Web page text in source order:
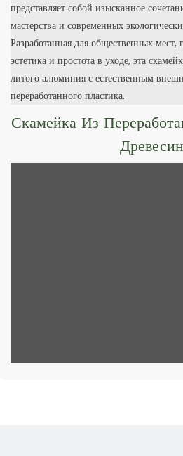
представляет собой изысканное
мастерства и современных
Разработанная для общественных мест,
эстетика и простота в уходе, эта
литого алюминия с естественным
переработанного пластика.
Скамейка Из